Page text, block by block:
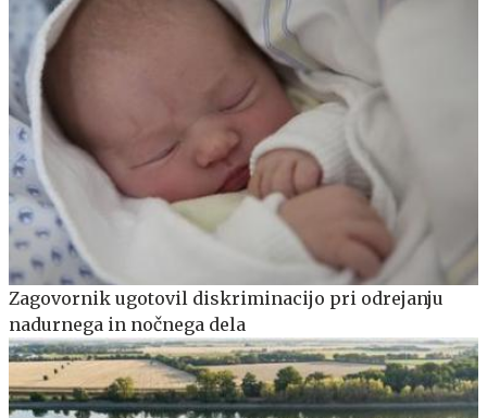
Zagovornik ugotovil diskriminacijo pri odrejanju
nadurnega in nočnega dela